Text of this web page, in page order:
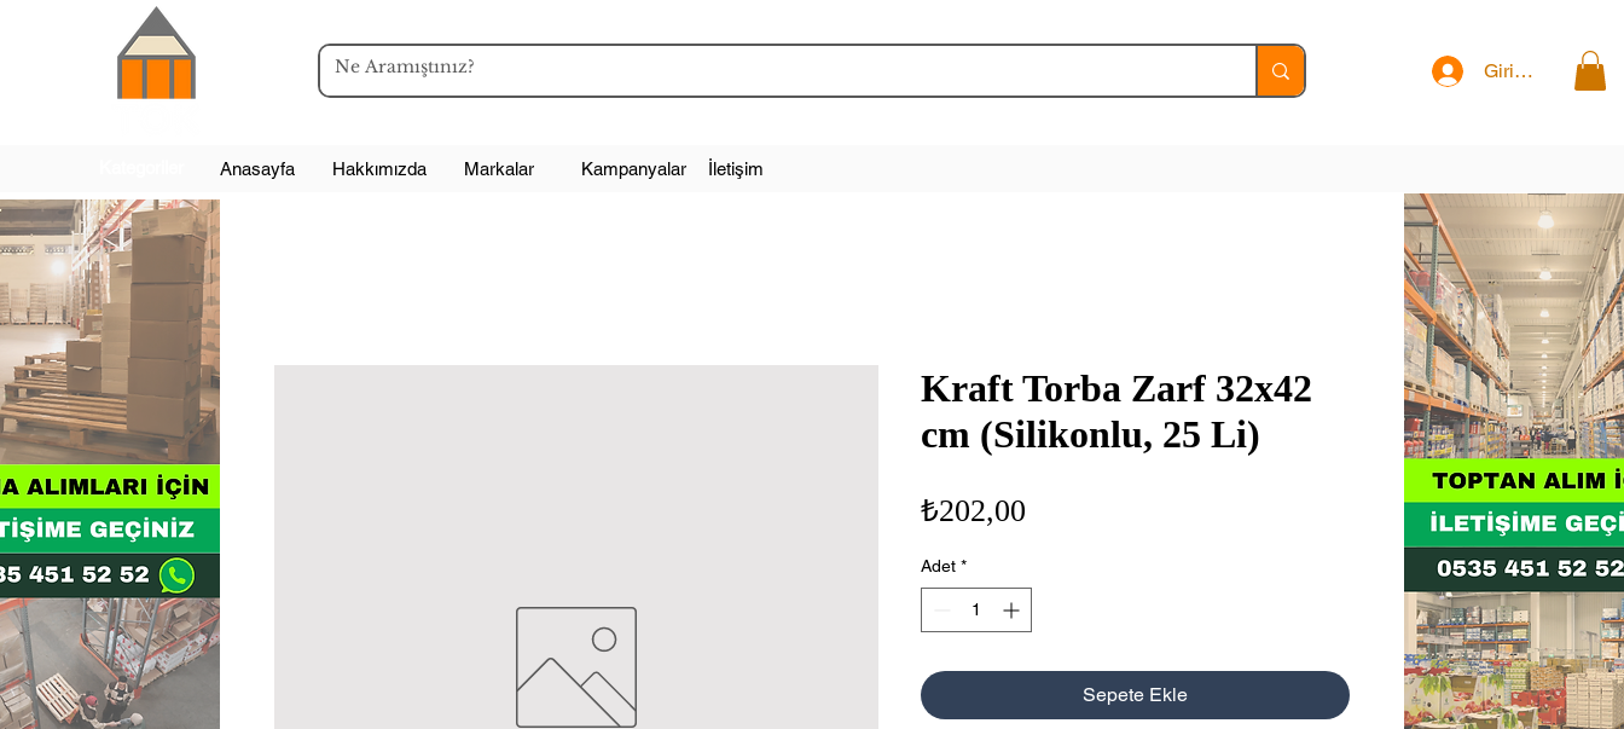
Giriş Yap
Anasayfa Hakkımızda Markalar Kampanyalar İletişim
Kraft Torba Zarf 32x42
cm (Silikonlu, 25 Li)
₺202,00
Adet *
Sepete Ekle